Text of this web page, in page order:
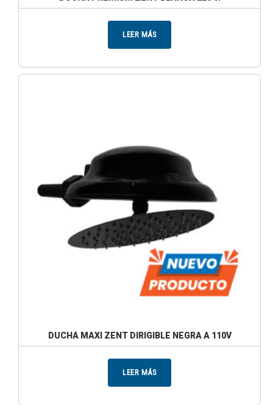
LEER MÁS
DUCHA MAXI ZENT DIRIGIBLE NEGRA A 110V
LEER MÁS